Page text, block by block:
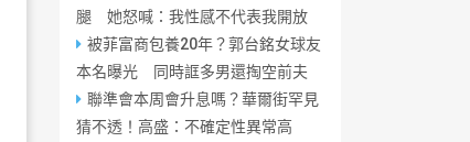
腿 她怒喊：我性感不代表我開放
被菲富商包養20年？郭台銘女球友
本名曝光 同時誆多男還掏空前夫
聯準會本周會升息嗎？華爾街罕見
猜不透！高盛：不確定性異常高